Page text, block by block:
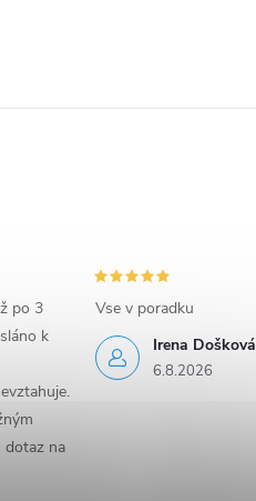
po 3
k
dotaz na
Irena Došková
6.8.2026
Vse v poradku